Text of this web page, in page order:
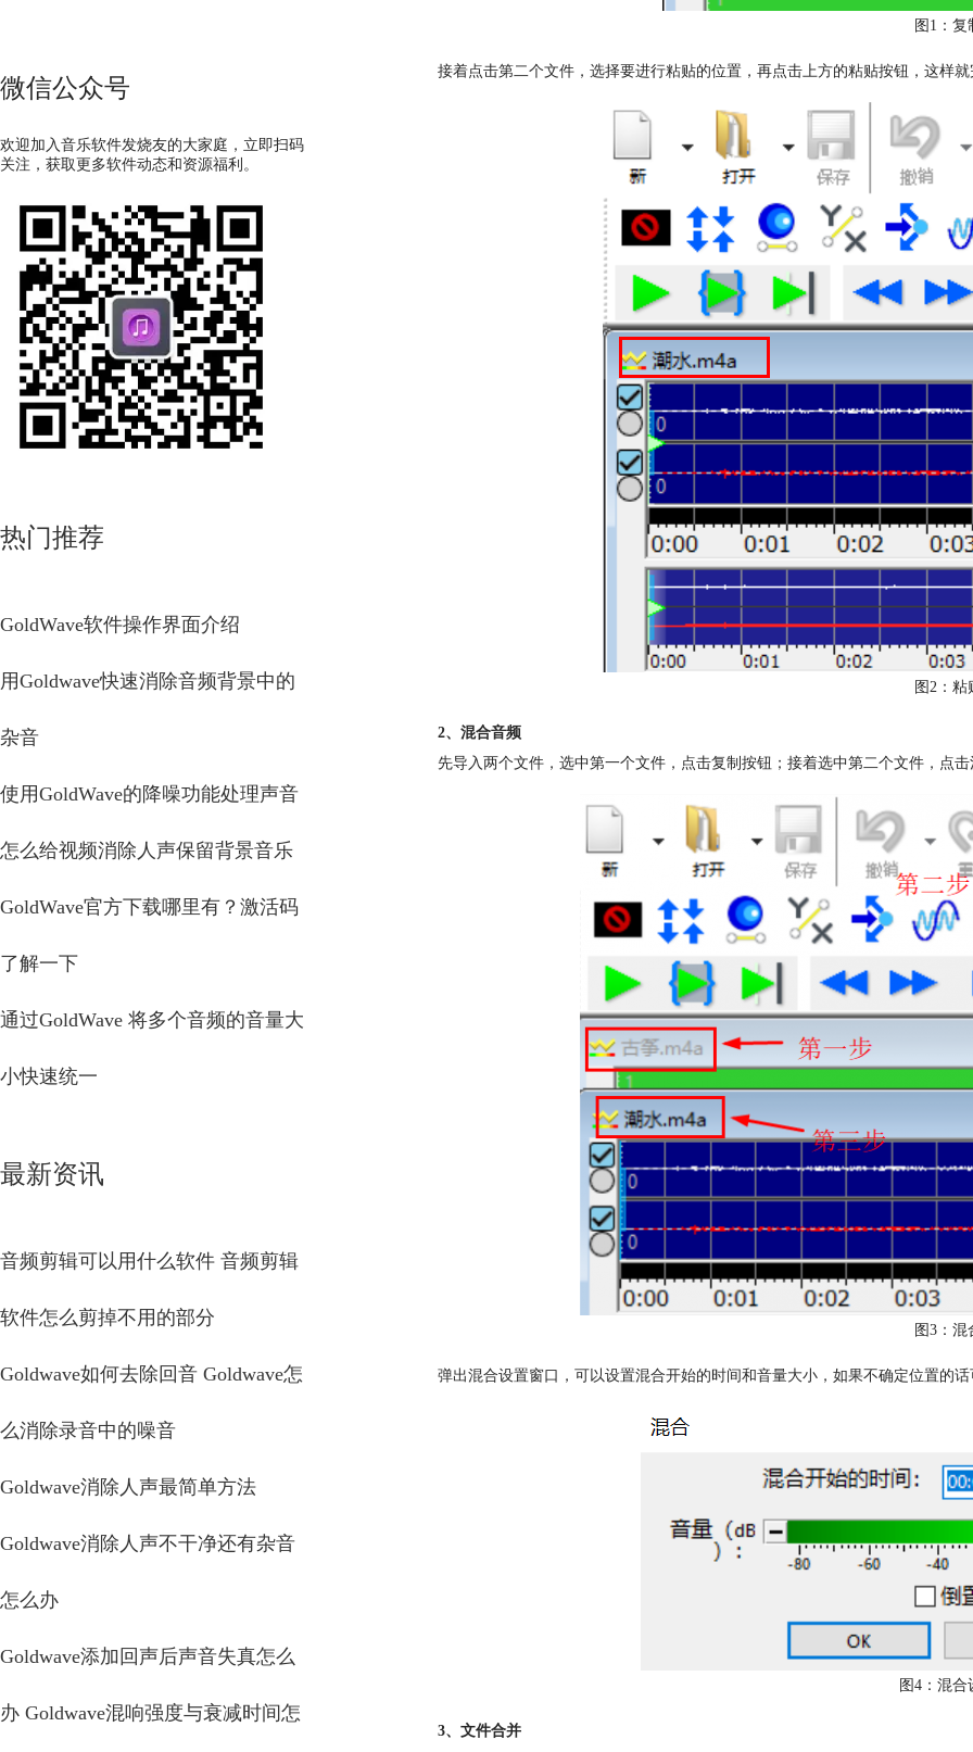
微信公众号
欢迎加入音乐软件发烧友的大家庭，立即扫码
关注，获取更多软件动态和资源福利。
热门推荐
GoldWave软件操作界面介绍
用Goldwave快速消除音频背景中的
杂音
使用GoldWave的降噪功能处理声音
怎么给视频消除人声保留背景音乐
GoldWave官方下载哪里有？激活码
了解一下
通过GoldWave 将多个音频的音量大
小快速统一
最新资讯
音频剪辑可以用什么软件 音频剪辑
软件怎么剪掉不用的部分
Goldwave如何去除回音 Goldwave怎
么消除录音中的噪音
Goldwave消除人声最简单方法
Goldwave消除人声不干净还有杂音
怎么办
Goldwave添加回声后声音失真怎么
办 Goldwave混响强度与衰减时间怎
图1：复
接着点击第二个文件，选择要进行粘贴的位置，再点击上方的粘贴按钮，这样
图2：粘
2、混合音频
先导入两个文件，选中第一个文件，点击复制按钮；接着选中第二个文件，点
图3：混
弹出混合设置窗口，可以设置混合开始的时间和音量大小，如果不确定位置的
图4：混合
3、文件合并